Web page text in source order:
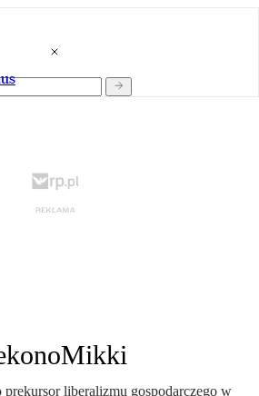
liberalizmu gospodarczego w